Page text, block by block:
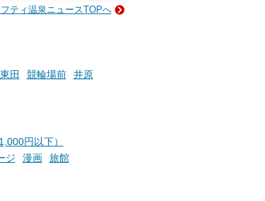
円分をプレゼントい
ティ温泉ニュースTOPへ
東田 競輪場前
井原
円以下）
ジ 漫画 旅館